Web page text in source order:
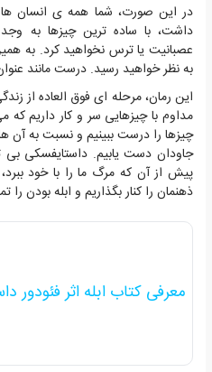
در این صورت، شما همه ی انسان
داشت، با ساده ترین چیزها به
عصبانیت یا ترس نخواهید کرد. به
به نظر خواهید رسید. درست مانند
این رمان، مرحله ای فوق العاده از
مداوم با چیزهایی سر و کار داریم
چیزها را درست ببینیم و نسبت به آن
جاودان دست یابیم. داستایفسکی بی
پیش از آن که مرگ ما را با خود
ذهنمان را کنار بگذاریم و ابله بودن را
معرفی کتاب ابله اثر فئودور